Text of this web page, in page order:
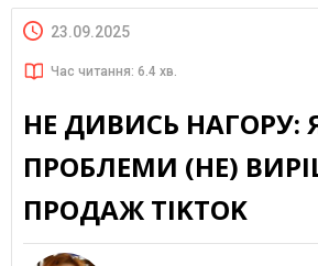
23.09.2025
Час читання: 6.4 хв.
НЕ ДИВИСЬ НАГОРУ:
ПРОБЛЕМИ (НЕ)
ПРОДАЖ TIKTOK